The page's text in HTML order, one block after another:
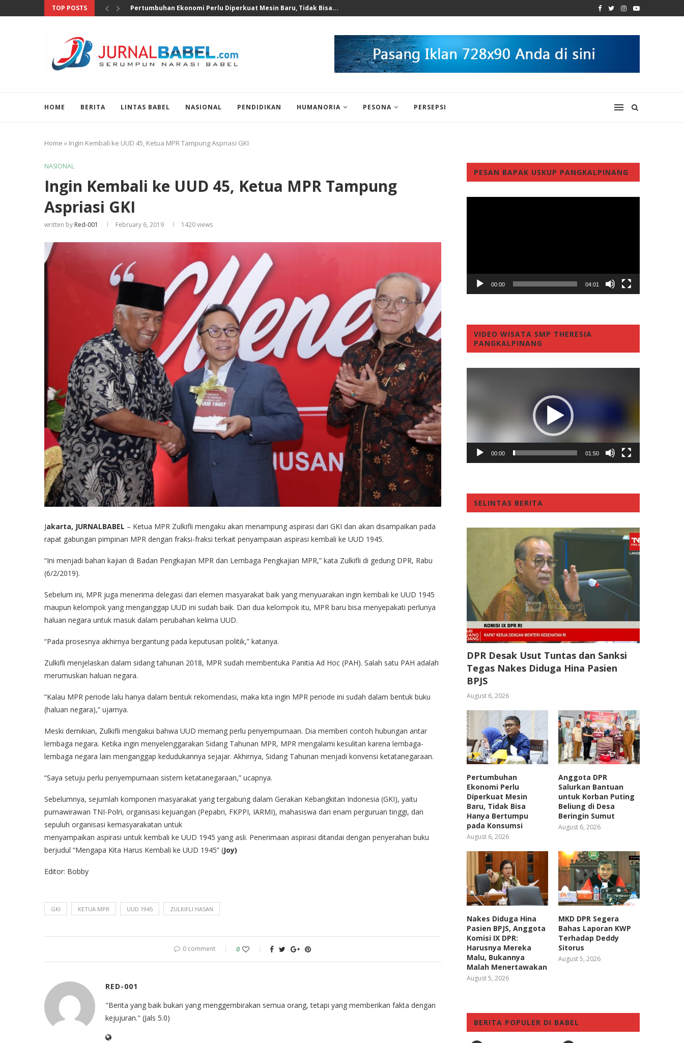
TOP POSTS Anggota DPR Salurkan Bantuan untuk Korban Puting Beliung...
HOME BERITA LINTAS BABEL NASIONAL PENDIDIKAN HUMANORIA PESONA PERSEPSI
Home » Ingin Kembali ke UUD 45, Ketua MPR Tampung Aspriasi GKI
NASIONAL
Ingin Kembali ke UUD 45, Ketua MPR Tampung
Aspriasi GKI
written by Red-001 February 6, 2019 1420views
Jakarta, JURNALBABEL – Ketua MPR Zulkifli mengaku akan menampung aspirasi dari GKI dan akan disampaikan pada
rapat gabungan pimpinan MPR dengan fraksi-fraksi terkait penyampaian aspirasi kembali ke UUD 1945.
“Ini menjadi bahan kajian di Badan Pengkajian MPR dan Lembaga Pengkajian MPR,” kata Zulkifli di gedung DPR, Rabu
(6/2/2019).
Sebelum ini, MPR juga menerima delegasi dari elemen masyarakat baik yang menyuarakan ingin kembali ke UUD 1945
maupun kelompok yang menganggap UUD ini sudah baik. Dari dua kelompok itu, MPR baru bisa menyepakati perlunya
haluan negara untuk masuk dalam perubahan kelima UUD.
“Pada prosesnya akhirnya bergantung pada keputusan politik,” katanya.
Zulkifli menjelaskan dalam sidang tahunan 2018, MPR sudah membentuka Panitia Ad Hoc (PAH). Salah satu PAH adalah
merumuskan haluan negara.
“Kalau MPR periode lalu hanya dalam bentuk rekomendasi, maka kita ingin MPR periode ini sudah dalam bentuk buku
(haluan negara),” ujarnya.
Meski demikian, Zulkifli mengakui bahwa UUD memang perlu penyempurnaan. Dia memberi contoh hubungan antar
lembaga negara. Ketika ingin menyelenggarakan Sidang Tahunan MPR, MPR mengalami kesulitan karena lembaga-
lembaga negara lain menganggap kedudukannya sejajar. Akhirnya, Sidang Tahunan menjadi konvensi ketatanegaraan.
“Saya setuju perlu penyempurnaan sistem ketatanegaraan,” ucapnya.
Sebelumnya, sejumlah komponen masyarakat yang tergabung dalam Gerakan Kebangkitan Indonesia (GKI), yaitu
purnawirawan TNI-Polri, organisasi kejuangan (Pepabri, FKPPI, IARMI), mahasiswa dari enam perguruan tinggi, dan
sepuluh organisasi kemasyarakatan untuk
menyampaikan aspirasi untuk kembali ke UUD 1945 yang asli. Penerimaan aspirasi ditandai dengan penyerahan buku
berjudul “Mengapa Kita Harus Kembali ke UUD 1945” (Joy)
Editor: Bobby
GKI KETUA MPR UUD 1945 ZULKIFLI HASAN
0 comment 0
RED-001
"Berita yang baik bukan yang menggembirakan semua orang, tetapi yang memberikan fakta dengan
kejujuran." (Jals 5.0)
PESAN BAPAK USKUP PANGKALPINANG
00:00 04:01
VIDEO WISATA SMP THERESIA
PANGKALPINANG
00:00 01:50
SELINTAS BERITA
DPR Desak Usut Tuntas dan Sanksi
Tegas Nakes Diduga Hina Pasien
BPJS
August 6, 2026
Pertumbuhan
Ekonomi Perlu
Diperkuat Mesin
Baru, Tidak Bisa
Hanya Bertumpu
pada Konsumsi
August 6, 2026
Anggota DPR
Salurkan Bantuan
untuk Korban Puting
Beliung di Desa
Beringin Sumut
August 6, 2026
Nakes Diduga Hina
Pasien BPJS, Anggota
Komisi IX DPR:
Harusnya Mereka
Malu, Bukannya
Malah Menertawakan
August 5, 2026
MKD DPR Segera
Bahas Laporan KWP
Terhadap Deddy
Sitorus
August 5, 2026
BERITA POPULER DI BABEL